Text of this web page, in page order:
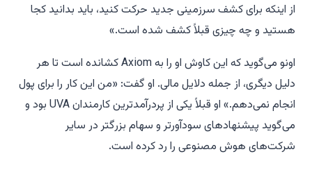
از اینکه برای کشف سرزمینی جدید حرکت کنید، باید بدانید کجا
هستید و چه چیزی قبلاً کشف شده است.»
اونو می‌گوید که این کاوش او را به Axiom کشانده است تا هر
دلیل دیگری، از جمله دلایل مالی. او گفت: «من این کار را برای پول
انجام نمی‌دهم.» او قبلاً یکی از پردرآمدترین کارمندان UVA بود و
می‌گوید پیشنهادهای سودآورتر و سهام بزرگتر در سایر
شرکت‌های هوش مصنوعی را رد کرده است.